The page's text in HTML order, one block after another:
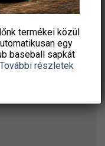
FEL A
termékei közül
egy
baseball sapkát
További részletek